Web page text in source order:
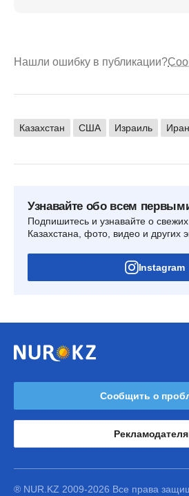
Нашли ошибку в публикации?
Казахстан США Израиль Иран
Узнавайте обо всем
Подпишитесь и узнавайте о
Казахстана, фото, видео и других
Instagram
Сообщить о
® NUR.KZ 2009-2026 Все права